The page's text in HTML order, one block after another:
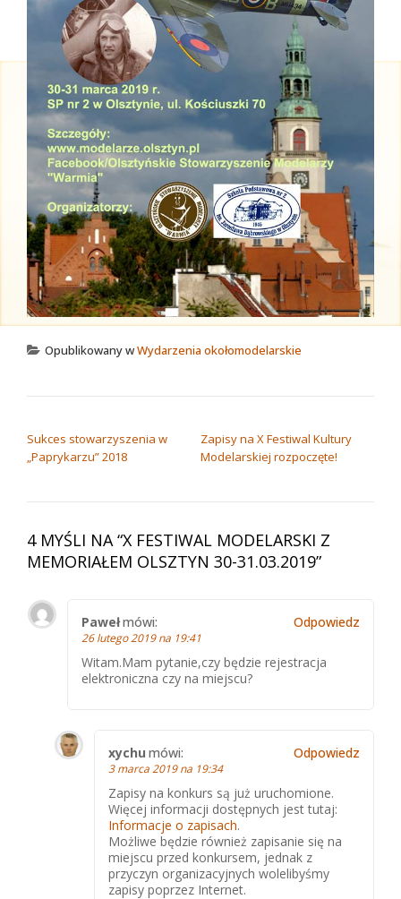
Opublikowany wWydarzenia okołomodelarskie
Sukces stowarzyszenia w
„Paprykarzu” 2018
Zapisy na X Festiwal Kultury
Modelarskiej rozpoczęte!
4 MYŚLI NA “X FESTIWAL MODELARSKI Z
MEMORIAŁEM OLSZTYN 30-31.03.2019”
Pawełmówi:
26 lutego 2019 na 19:41
Witam.Mam pytanie,czy będzie rejestracja
elektroniczna czy na miejscu?
Odpowiedz
xychu mówi:
3 marca 2019 na 19:34
Zapisy na konkurs są już uruchomione.
Więcej informacji dostępnych jest tutaj:
Informacje o zapisach.
Możliwe będzie również zapisanie się na
miejscu przed konkursem, jednak z
przyczyn organizacyjnych wolelibyśmy
zapisy poprzez Internet.
Odpowiedz